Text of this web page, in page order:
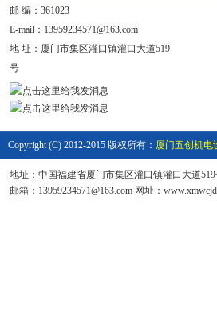
邮 编：361023
E-mail： 13959234571@163.com
地 址： 厦门市集区灌口镇灌口大道519
号
Copyright (C) 2012-2015 版权所有： 厦门五创机电
地址：中国福建省厦门市集区灌口镇灌口大道519
邮箱：13959234571@163.com 网址：